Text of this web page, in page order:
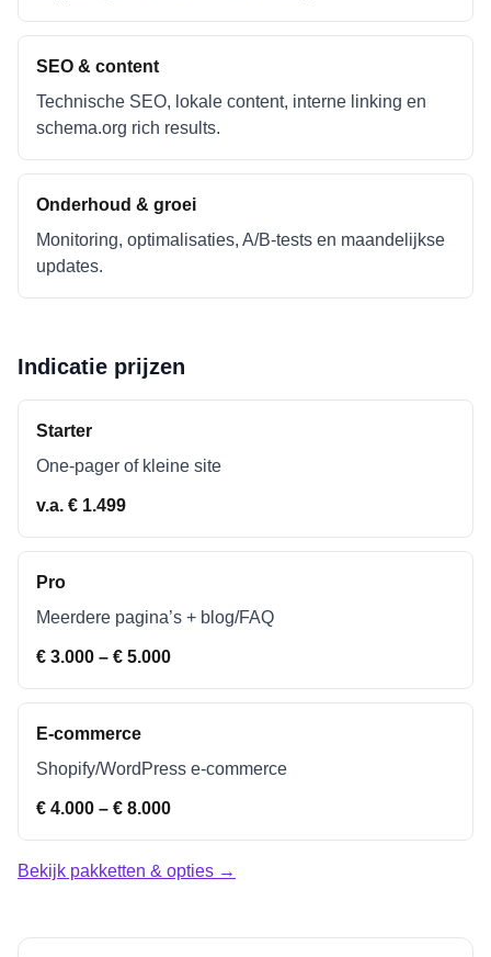
SEO & content
Technische SEO, lokale content, interne linking en
schema.org rich results.
Onderhoud & groei
Monitoring, optimalisaties, A/B-tests en maandelijkse
updates.
Indicatie prijzen
Starter
One-pager of kleine site
v.a. € 1.499
Pro
Meerdere pagina’s + blog/FAQ
€ 3.000 – € 5.000
E-commerce
Shopify/WordPress e-commerce
€ 4.000 – € 8.000
Bekijk pakketten & opties →